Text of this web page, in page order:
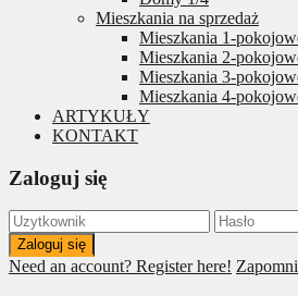
Mieszkania na sprzedaż
Mieszkania 1-
Mieszkania 2-
Mieszkania 3-
Mieszkania 4-
ARTYKUŁY
KONTAKT
Zaloguj się
Zaloguj się
Need an account? Register here!